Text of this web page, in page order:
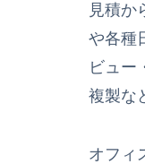
見積か
や各種
ビュー
複製な
オフィ